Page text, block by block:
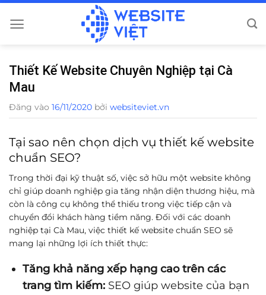
qua
Thiết Kế Website Chuyên Nghiệp tại Cà
Mau
Đăng vào 16/11/2020 bởi websiteviet.vn
Tại sao nên chọn dịch vụ thiết kế website
chuẩn SEO?
Trong thời đại kỹ thuật số, việc sở hữu một website không
chỉ giúp doanh nghiệp gia tăng nhận diện thương hiệu, mà
còn là công cụ không thể thiếu trong việc tiếp cận và
chuyển đổi khách hàng tiềm năng. Đối với các doanh
nghiệp tại Cà Mau, việc thiết kế website chuẩn SEO sẽ
mang lại những lợi ích thiết thực:
Tăng khả năng xếp hạng cao trên các
trang tìm kiếm: SEO giúp website của bạn